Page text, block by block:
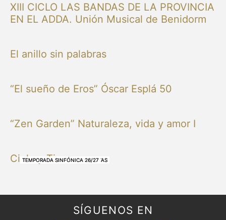
NUESTRAS BANDAS Y ORQUESTAS
NUESTRAS BANDAS Y ORQUESTAS
OTRAS MÚSICAS
NUESTRAS BANDAS Y ORQUESTAS
XIII CICLO LAS BANDAS DE LA PROVINCIA
EN EL ADDA. Unión Musical de Benidorm
NUESTRAS BANDAS Y ORQUESTAS
El anillo sin palabras
TEMPORADA SINFÓNICA 26/27
“El sueño de Eros” Óscar Esplá 50
TEMPORADA SINFÓNICA 26/27
“Zen Garden” Naturaleza, vida y amor I
TEMPORADA SINFÓNICA 26/27
Cielo y Tierra
TEMPORADA SINFÓNICA 26/27
SÍGUENOS EN